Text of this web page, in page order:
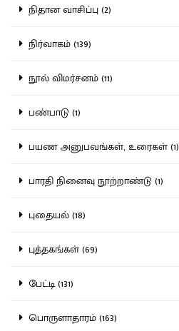
நிதான வாசிப்பு (2)
நிர்வாகம் (139)
நூல் விமர்சனம் (11)
பண்பாடு (1)
பயண அனுபவங்கள், உரைகள் (1)
பாரதி நினைவு நூற்றாண்டு (1)
புதையல் (18)
புத்தகங்கள் (69)
பேட்டி (131)
பொருளாதாரம் (163)